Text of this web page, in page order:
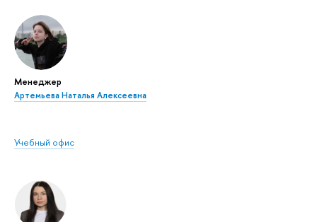
Менеджер
Артемьева Наталья Алексеевна
Учебный офис